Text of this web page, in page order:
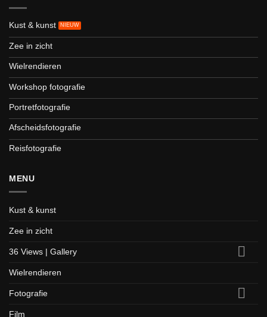
Kust & kunst
Zee in zicht
Wielrendieren
Workshop fotografie
Portretfotografie
Afscheidsfotografie
Reisfotografie
MENU
Kust & kunst
Zee in zicht
36 Views | Gallery
Wielrendieren
Fotografie
Film